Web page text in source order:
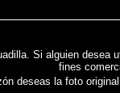
Si alguien
fines
deseas la foto